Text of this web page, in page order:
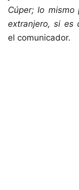
Cúper; lo
extranjero, si es
el comunicador.